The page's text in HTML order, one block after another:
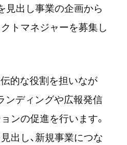
見出し事業の企画から
トマネジャーを募集し
伝的な役割を担いなが
ンディングや広報発信
ンの促進を行います。
出し、新規事業につな